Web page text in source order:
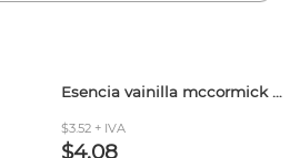
Esencia vainilla mccormick 150gr
$3.52 + IVA
$4.08